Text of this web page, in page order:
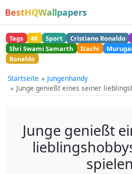
BestHQWallpapers
Tags 4K Sport Cristiano Ronaldo
Shri Swami Samarth
Itachi
Ronaldo
Startseite
Jungenhandy
Junge genießt eines seiner
Junge genießt
spielen